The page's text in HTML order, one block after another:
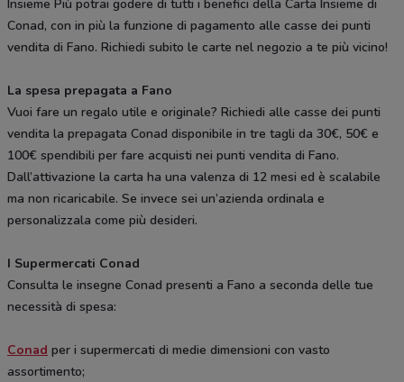
Insieme Più potrai godere di tutti i benefici della Carta Insieme di
Conad, con in più la funzione di pagamento alle casse dei punti
vendita di Fano. Richiedi subito le carte nel negozio a te più vicino!
La spesa prepagata a Fano
Vuoi fare un regalo utile e originale? Richiedi alle casse dei punti
vendita la prepagata Conad disponibile in tre tagli da 30€, 50€ e
100€ spendibili per fare acquisti nei punti vendita di Fano.
Dall’attivazione la carta ha una valenza di 12 mesi ed è scalabile
ma non ricaricabile. Se invece sei un’azienda ordinala e
personalizzala come più desideri.
I Supermercati Conad
Consulta le insegne Conad presenti a Fano a seconda delle tue
necessità di spesa:
Conad per i supermercati di medie dimensioni con vasto
assortimento;